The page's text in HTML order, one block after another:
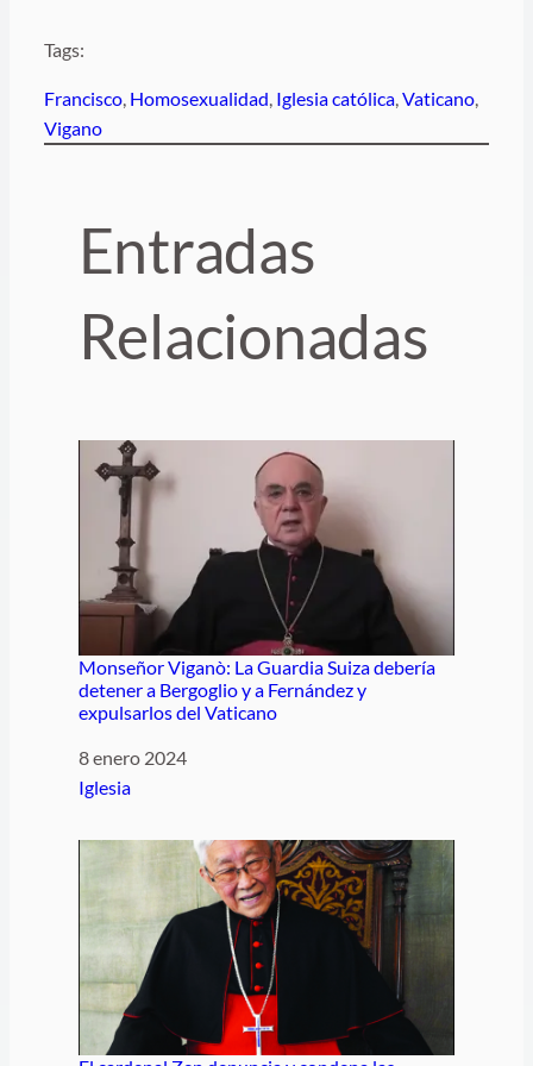
Tags:
Francisco, Homosexualidad Iglesia católica, Vaticano
Vigano
Entradas
Relacionadas
Monseñor Viganò: La Guardia Suiza debería
detener a Bergoglio y a Fernández y
expulsarlos del Vaticano
Fecha
8 enero 2024
Respecto a
Iglesia